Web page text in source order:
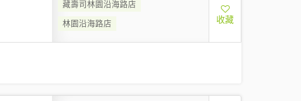
藏壽司林園沿海路店
林園沿海路店
收藏